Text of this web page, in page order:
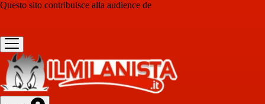
Questo sito contribuisce alla audience de